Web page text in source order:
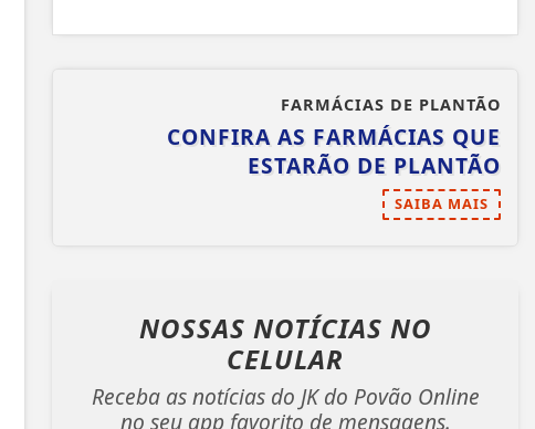
FARMÁCIAS DE PLANTÃO
CONFIRA AS FARMÁCIAS QUE
ESTARÃO DE PLANTÃO
SAIBA MAIS
NOSSAS NOTÍCIAS NO
CELULAR
Receba as notícias do JK do Povão Online
no seu app favorito de mensagens.